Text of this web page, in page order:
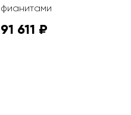
фианитами
91 611 ₽